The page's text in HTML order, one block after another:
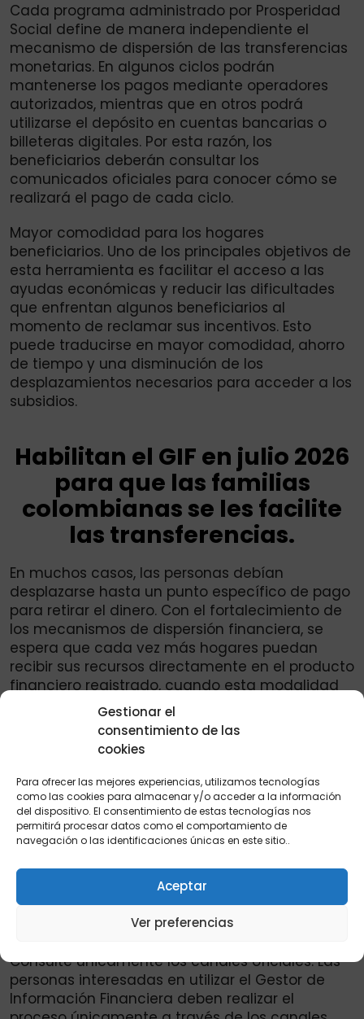
Gestionar el
consentimiento de las
cookies
Para ofrecer las mejores experiencias, utilizamos tecnologías
como las cookies para almacenar y/o acceder a la información
del dispositivo. El consentimiento de estas tecnologías nos
permitirá procesar datos como el comportamiento de
navegación o las identificaciones únicas en este sitio..
Aceptar
Ver preferencias
Cada programa administrado por Prosperidad
Social define de manera independiente el
mecanismo de dispersión de las transferencias
monetarias. En algunos ciclos podrán
mantenerse los pagos mediante operadores
autorizados, mientras que en otros podrá
utilizarse el depósito en cuentas bancarias o
billeteras digitales. Por esta razón, los
beneficiarios deberán consultar los
comunicados oficiales para conocer cómo se
realizará el pago de cada ciclo.
Mayor comodidad para los hogares
beneficiarios. Uno de los principales objetivos de
esta herramienta es facilitar el acceso a las
ayudas económicas y reducir las dificultades
que enfrentan algunos beneficiarios al
momento de reclamar sus incentivos. Esto
puede traducirse en mayor comodidad, ahorro
de tiempo y una disminución de los
desplazamientos necesarios para acceder a los
subsidios.
Habilitan el GIF en julio 2026
para que las familias
colombianas se les facilite
las transferencias.
En muchos casos, las personas debían
desplazarse hasta un punto específico de pago
para retirar el dinero. Con el fortalecimiento de
los mecanismos de dispersión financiera, se
espera que cada vez más hogares puedan
recibir sus recursos directamente en el producto
financiero registrado, cuando esta modalidad
esté disponible para el programa
correspondiente.
Mantenga actualizada su información.
Prosperidad Social recomienda que los
beneficiarios mantengan actualizada la
información registrada en el Gestor de
Información Financiera y verifiquen que los
datos suministrados sean correctos. Una
cuenta bancaria o billetera digital registrada
correctamente facilitará los procesos de pago
cuando el programa social habilite la dispersión
Consulte únicamente los canales oficiales. Las
personas interesadas en utilizar el Gestor de
Información Financiera deben realizar el